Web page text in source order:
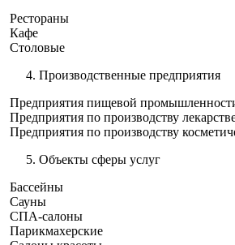
Рестораны
Кафе
Столовые
Производственные предприятия
Предприятия пищевой
Предприятия по производству
Предприятия по производству
Объекты сферы услуг
Бассейны
Сауны
СПА-салоны
Парикмахерские